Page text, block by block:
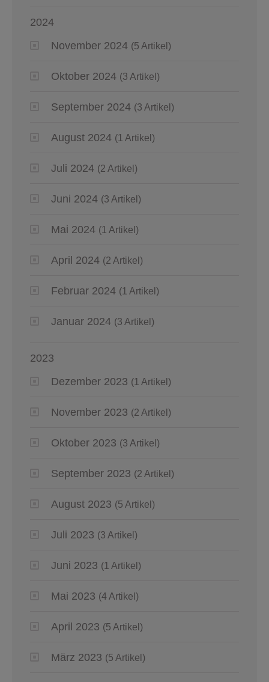
2024
November 2024 (5 Artikel)
Oktober 2024 (3 Artikel)
September 2024 (3 Artikel)
August 2024 (1 Artikel)
Juli 2024 (2 Artikel)
Juni 2024 (3 Artikel)
Mai 2024 (1 Artikel)
April 2024 (2 Artikel)
Februar 2024 (1 Artikel)
Januar 2024 (3 Artikel)
2023
Dezember 2023 (1 Artikel)
November 2023 (2 Artikel)
Oktober 2023 (3 Artikel)
September 2023 (2 Artikel)
August 2023 (5 Artikel)
Juli 2023 (3 Artikel)
Juni 2023 (1 Artikel)
Mai 2023 (4 Artikel)
April 2023 (5 Artikel)
März 2023 (5 Artikel)